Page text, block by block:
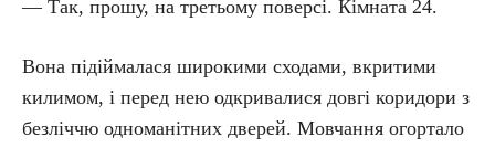
— Так, прошу, на третьому поверсі. Кімната 24.
Вона підіймалася широкими сходами, вкритими
килимом, і перед нею одкривалися довгі коридори з
безліччю одноманітних дверей. Мовчання огортало